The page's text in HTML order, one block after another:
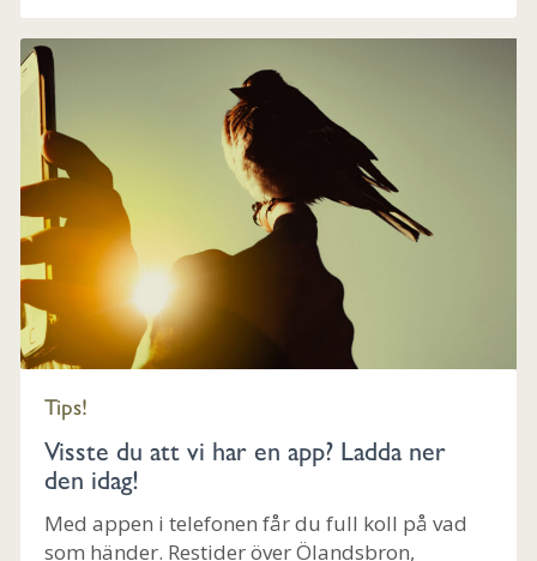
Tips!
Visste du att vi har en app? Ladda ner
den idag!
Med appen i telefonen får du full koll på vad
som händer. Restider över Ölandsbron,